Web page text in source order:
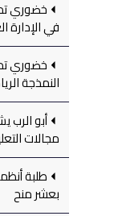
خضوري
في الإدارة
خضوري
النمذجة
أبو الرب
مجالات
طلبة
بعشر منح